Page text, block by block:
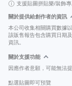
支援貼圖拼貼樂/裝飾
關於提供給創作者的資訊
本公司收集相關購買數據
該販售報告包含購買日期
資訊。
關於支援功能
因應作者意願，可能無法提
點選貼圖即可預覽